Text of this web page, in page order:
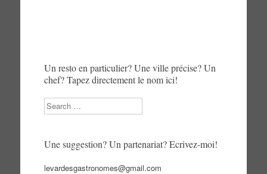
Un resto en particulier? Une ville précise? Un
chef? Tapez directement le nom ici!
Search
Une suggestion? Un partenariat? Ecrivez-moi!
levardesgastronomes@gmail.com